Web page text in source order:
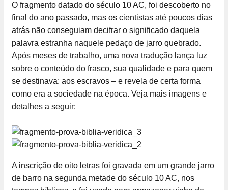
O fragmento datado do século 10 AC, foi descoberto no
final do ano passado, mas os cientistas até poucos dias
atrás não conseguiam decifrar o significado daquela
palavra estranha naquele pedaço de jarro quebrado.
Após meses de trabalho, uma nova tradução lança luz
sobre o conteúdo do frasco, sua qualidade e para quem
se destinava: aos escravos – e revela de certa forma
como era a sociedade na época. Veja mais imagens e
detalhes a seguir:
A inscrição de oito letras foi gravada em um grande jarro
de barro na segunda metade do século 10 AC, nos